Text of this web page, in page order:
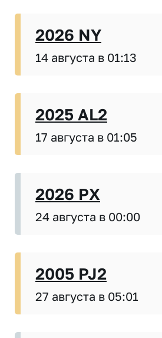
2026 NY
14 августа в 01:13
2025 AL2
17 августа в 01:05
2026 PX
24 августа в 00:00
2005 PJ2
27 августа в 05:01